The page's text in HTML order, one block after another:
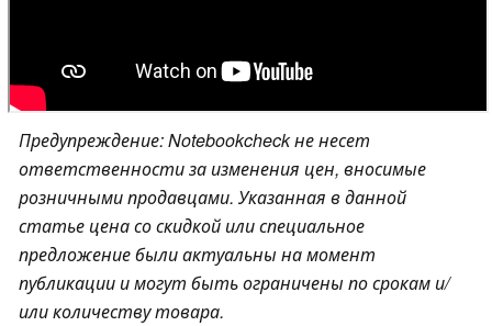
Предупреждение: Notebookcheck не несет
ответственности за изменения цен, вносимые
розничными продавцами. Указанная в данной
статье цена со скидкой или специальное
предложение были актуальны на момент
публикации и могут быть ограничены по срокам и/
или количеству товара.